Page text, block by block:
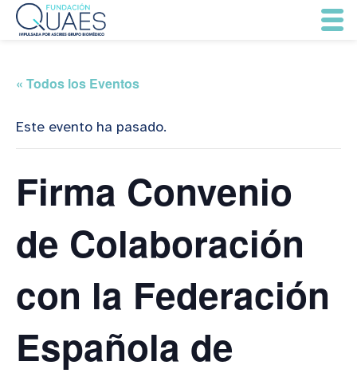
« Todos los Eventos
Este evento ha pasado.
Firma Convenio
de Colaboración
con la Federación
Española de